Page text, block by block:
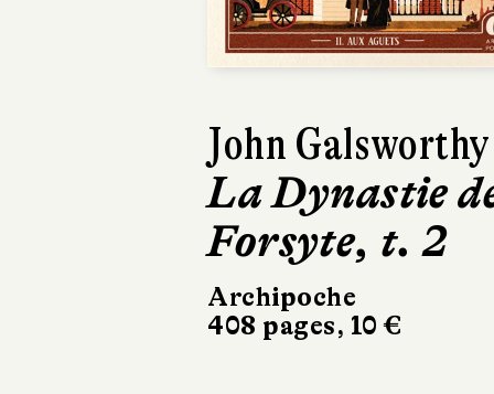
John Galsworthy
La Dynastie
Forsyte, t. 3
Archipoche
336 pages, 9,50 €